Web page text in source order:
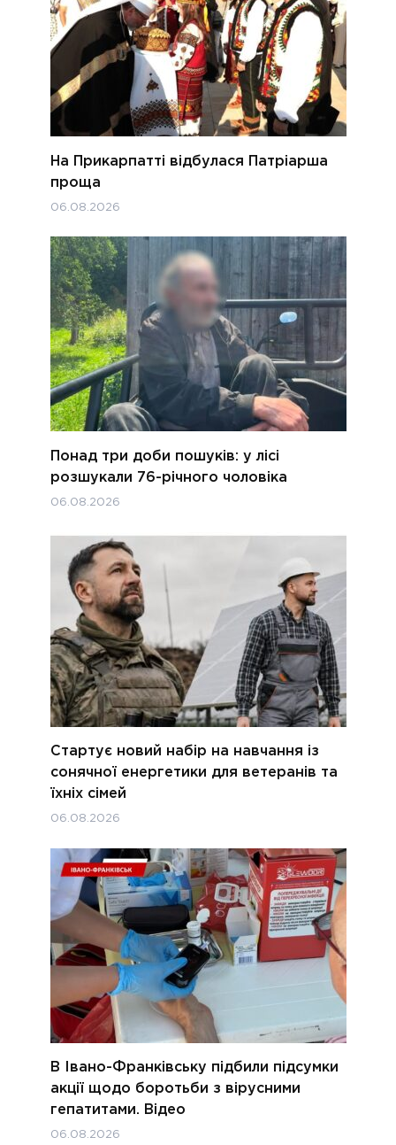
На Прикарпатті відбулася Патріарша
проща
06.08.2026
Понад три доби пошуків: у лісі
розшукали 76-річного чоловіка
06.08.2026
Стартує новий набір на навчання із
сонячної енергетики для ветеранів та
їхніх сімей
06.08.2026
В Івано-Франківську підбили підсумки
акції щодо боротьби з вірусними
гепатитами. Відео
06.08.2026